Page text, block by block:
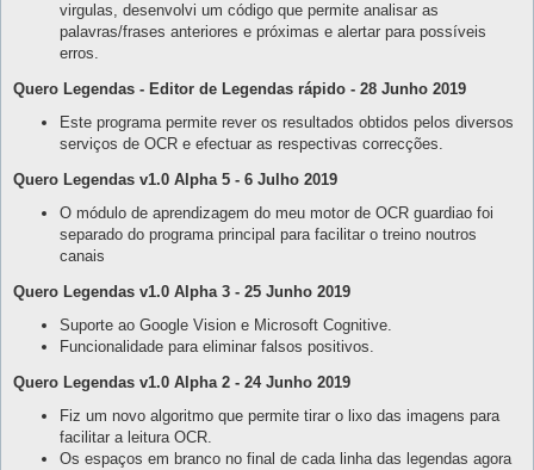
virgulas, desenvolvi um código que permite analisar as
palavras/frases anteriores e próximas e alertar para possíveis
erros.
Quero Legendas - Editor de Legendas rápido - 28 Junho 2019
Este programa permite rever os resultados obtidos pelos diversos
serviços de OCR e efectuar as respectivas correcções.
Quero Legendas v1.0 Alpha 5 - 6 Julho 2019
O módulo de aprendizagem do meu motor de OCR guardiao foi
separado do programa principal para facilitar o treino noutros
canais
Quero Legendas v1.0 Alpha 3 - 25 Junho 2019
Suporte ao Google Vision e Microsoft Cognitive.
Funcionalidade para eliminar falsos positivos.
Quero Legendas v1.0 Alpha 2 - 24 Junho 2019
Fiz um novo algoritmo que permite tirar o lixo das imagens para
facilitar a leitura OCR.
Os espaços em branco no final de cada linha das legendas agora